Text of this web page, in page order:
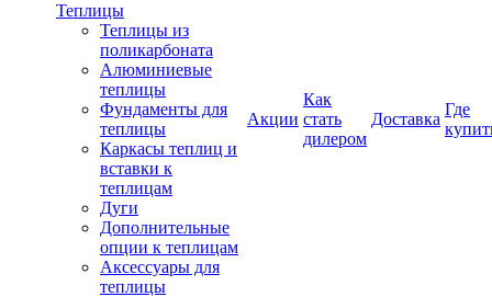
Теплицы
Теплицы из
поликарбоната
Алюминиевые
теплицы
Фундаменты для
теплицы
Каркасы теплиц и
вставки к
теплицам
Дуги
Дополнительные
опции к теплицам
Аксессуары для
теплицы
Акции
Как
стать
дилером
Доставка
Где